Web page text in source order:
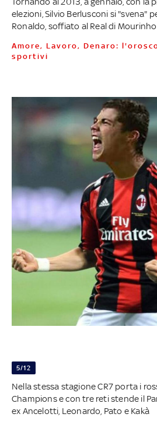
elezioni, Silvio Berlusconi si "svena"
Ronaldo, soffiato al Real di
Amore, Lavoro, Denaro: l'oroscopo 2012 degli
sportivi
5/12
Nella stessa stagione CR7 porta i
Champions e con tre reti stende il
ex Ancelotti, Leonardo, Pato e Kakà